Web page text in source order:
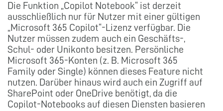
Die Funktion „Copilot Notebook“ ist derzeit
ausschließlich nur für Nutzer mit einer gültigen
„Microsoft 365 Copilot“-Lizenz verfügbar. Die
Nutzer müssen zudem auch ein Geschäfts-,
Schul- oder Unikonto besitzen. Persönliche
Microsoft 365-Konten (z. B. Microsoft 365
Family oder Single) können dieses Feature nicht
nutzen. Darüber hinaus wird auch ein Zugriff auf
SharePoint oder OneDrive benötigt, da die
Copilot-Notebooks auf diesen Diensten basieren